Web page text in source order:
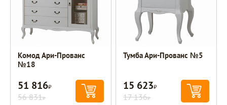
Комод Ари-Прованс
№18
51 816Р
56 831Р
Тумба Ари-Прованс №5
15 623Р
17 136Р